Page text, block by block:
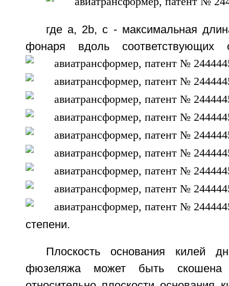
где a, 2b, c - максимальная
фонаря вдоль соответствующих
степени.
Плоскость основания килей
фюзеляжа может быть